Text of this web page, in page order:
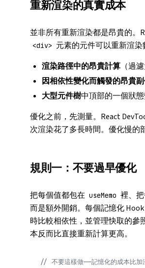
重新渲染的真實成本
並非所有重新渲染都是昂貴的。
<div> 元素的元件可以重新渲
渲染路徑中的昂貴計算 （過
因相依性變化而觸發的昂貴
大型元件樹中頂部的一個狀
優化之前，先測量。React
次渲染花了多長時間。優化慢的
規則一：不要過早優化
把每個值都包在 useMemo 裡、
而是額外開銷。每個記憶化
時比較相依性，並管理快取的參
本反而比直接重新計算更高。
// 不要這樣做——記憶化的成本比加